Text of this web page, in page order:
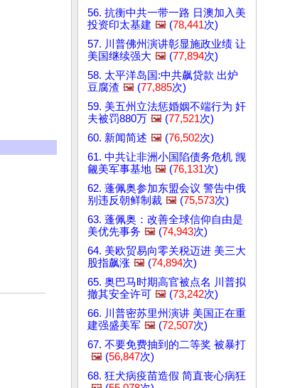
56. 抗衡中共一带一路 日澳加入美
投资印太基建 🖼️ (78,441次)
57. 川普佛州演讲彰显施政业绩 让
美国继续强大 🖼️ (77,894次)
58. 太平洋岛国:中共飙贷款 出炉
豆腐渣 🖼️ (77,885次)
59. 美五州立法惩婚姻不端行为 奸
夫被罚880万 🖼️ (77,521次)
60. 新闻简述 🖼️ (76,502次)
61. 中共让非洲小国陷债务危机 觊
觎美军事基地 🖼️ (76,131次)
62. 蓬佩奥参加东盟会议 警告中俄
别违反朝鲜制裁 🖼️ (75,573次)
63. 蓬佩奥：改善全球信仰自由是
美优先事务 🖼️ (74,943次)
64. 美欧贸易向零关税迈进 美三大
股指飙涨 🖼️ (74,894次)
65. 奥巴马时期高官被点名 川普拟
撤其安全许可 🖼️ (73,242次)
66. 川普密苏里州演讲 美国正在重
建强盛美军 🖼️ (72,507次)
67. 不要免费抽到的二等奖 被暴打
🖼️ (56,847次)
68. 狂犬病疫苗造假 简直丧心病狂